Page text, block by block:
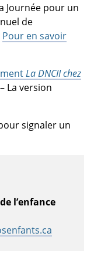
Journée pour un
de
Pour en savoir
La DNCII chez
La version
signaler un
l’enfance